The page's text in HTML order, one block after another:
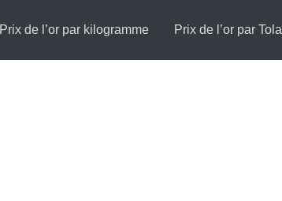
Prix de l’or par kilogramme Prix de l’or par Tola